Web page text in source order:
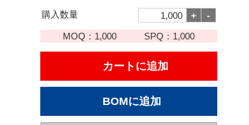
購入数量
MOQ： 1,000 SPQ： 1,000